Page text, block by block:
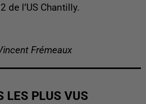
de l’US Chantilly.
Frémeaux
LES PLUS VUS